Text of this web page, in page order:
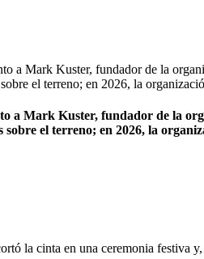
Mark Kuster, fundador de la
el terreno; en 2026, la
la cinta en una ceremonia festiva